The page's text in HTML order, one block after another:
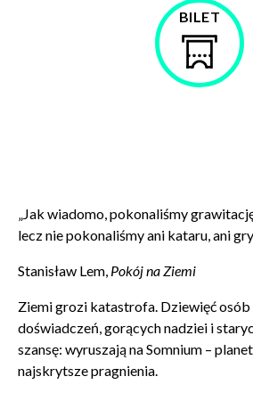
Kup
bilet
BILET
„Jak wiadomo, pokonaliśmy
lecz nie pokonaliśmy ani kataru, ani
Stanisław Lem, Pokój na Ziemi
Ziemi grozi katastrofa. Dziewięć osób
doświadczeń, gorących nadziei i
szansę: wyruszają na Somnium –
najskrytsze pragnienia.